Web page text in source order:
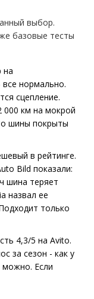
выбор.
базовые тесты
на
нормально.
сцепление.
000 км на мокрой
шины покрыты
в рейтинге.
Bild показали:
шина теряет
назвал ее
только
4,3/5 на Avito.
за сезон - как у
можно. Если